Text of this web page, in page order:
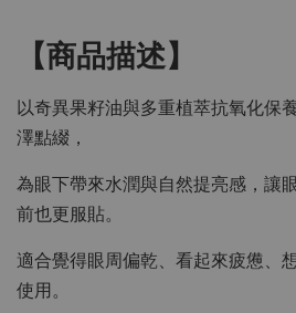
【商品描述】
以奇異果籽油與多重植萃抗氧化保
澤點綴，
為眼下帶來水潤與自然提亮感，讓
前也更服貼。
適合覺得眼周偏乾、看起來疲憊、
使用。